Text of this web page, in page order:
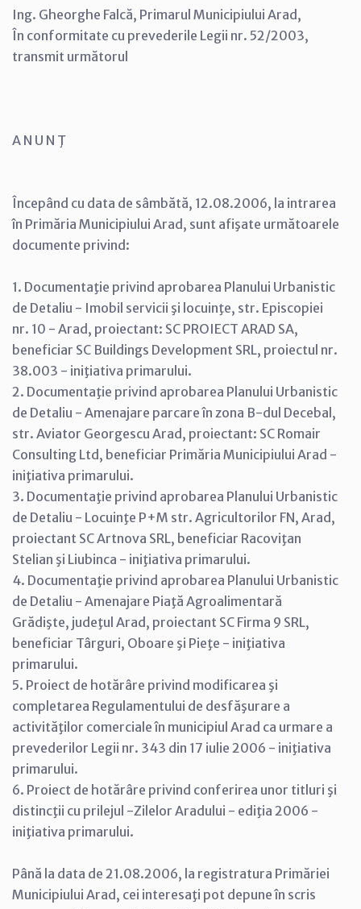
Ing. Gheorghe Falcă, Primarul Municipiului Arad,
În conformitate cu prevederile Legii nr. 52/2003,
transmit următorul
A N U N Ţ
Începând cu data de sâmbătă, 12.08.2006, la intrarea
în Primăria Municipiului Arad, sunt afişate următoarele
documente privind:
1. Documentaţie privind aprobarea Planului Urbanistic
de Detaliu - Imobil servicii şi locuinţe, str. Episcopiei
nr. 10 - Arad, proiectant: SC PROIECT ARAD SA,
beneficiar SC Buildings Development SRL, proiectul nr.
38.003 - iniţiativa primarului.
2. Documentaţie privind aprobarea Planului Urbanistic
de Detaliu - Amenajare parcare în zona B-dul Decebal,
str. Aviator Georgescu Arad, proiectant: SC Romair
Consulting Ltd, beneficiar Primăria Municipiului Arad -
iniţiativa primarului.
3. Documentaţie privind aprobarea Planului Urbanistic
de Detaliu - Locuinţe P+M str. Agricultorilor FN, Arad,
proiectant SC Artnova SRL, beneficiar Racoviţan
Stelian şi Liubinca - iniţiativa primarului.
4. Documentaţie privind aprobarea Planului Urbanistic
de Detaliu - Amenajare Piaţă Agroalimentară
Grădişte, judeţul Arad, proiectant SC Firma 9 SRL,
beneficiar Târguri, Oboare şi Pieţe - iniţiativa
primarului.
5. Proiect de hotărâre privind modificarea şi
completarea Regulamentului de desfăşurare a
activităţilor comerciale în municipiul Arad ca urmare a
prevederilor Legii nr. 343 din 17 iulie 2006 - iniţiativa
primarului.
6. Proiect de hotărâre privind conferirea unor titluri şi
distincţii cu prilejul -Zilelor Aradului - ediţia 2006 -
iniţiativa primarului.
Până la data de 21.08.2006, la registratura Primăriei
Municipiului Arad, cei interesaţi pot depune în scris